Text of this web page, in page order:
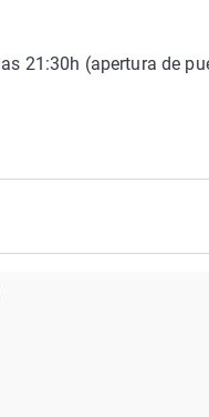
21:30h (apertura de